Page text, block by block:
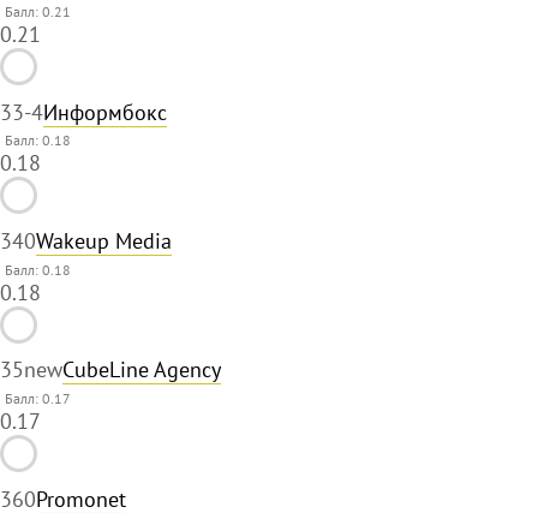
Балл: 0.21
0.21
33-4Информбокс
Балл: 0.18
0.18
340Wakeup Media
Балл: 0.18
0.18
35newCubeLine Agency
Балл: 0.17
0.17
360Promonet